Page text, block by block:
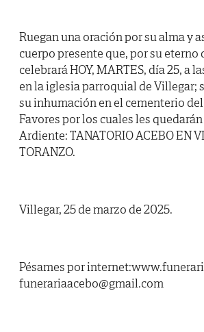
Ruegan una oración por su alma y
cuerpo presente que, por su eterno
celebrará HOY, MARTES, día 25, a
en la iglesia parroquial de Villegar;
su inhumación en el cementerio
Favores por los cuales les
Ardiente: TANATORIO ACEBO EN
TORANZO.
Villegar, 25 de marzo de 2025.
Pésames por
funerariaacebo@gmail.com